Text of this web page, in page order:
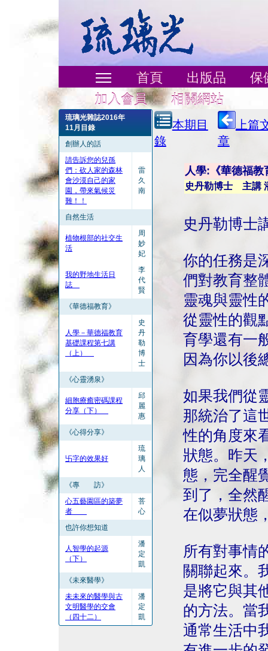
首頁 出版品
保
加入會員
相關網站
琉璃光雜誌2016年
11月目錄
創辦人的話
請告訴您的兒孫
們：砍人家的森林
會沙漠自己的家
園，帶來氣候災
難！！
雷
久
南
自然生活
植物根部的社交生
活
周
妙
妃
我的野地生活日
誌
李
代
賢
《華德福教育》
人學－華德福教育
基礎課程第七講
（上）
史
丹
勒
博
士
《心靈湧泉》
細胞療癒密碼課程
分享（下）
邱
麗
惠
《心得分享》
卐字的效果好
琉
璃
人
《專 訪》
心五藝園區的築夢
者
菩
心
也許你想知道
人智學的起源
（下）
潘
定
凱
《未來醫學》
未未來的醫學與古
文明醫學的交會
（四十二）
潘
定
凱
本期目
錄
上篇
章
人學:《華德福教
史丹勒博士 主講
史丹勒博士
你的任務是
們對教育整
靈魂與靈性
從靈性的觀
育學還有一
因為你以後
如果我們從
那統治了這
性的角度來
狀態。昨天
態，完全醒
到了，全然
在似夢狀態
所有對事情
關聯起來。
是將它與其
的方法。當
通常生活中